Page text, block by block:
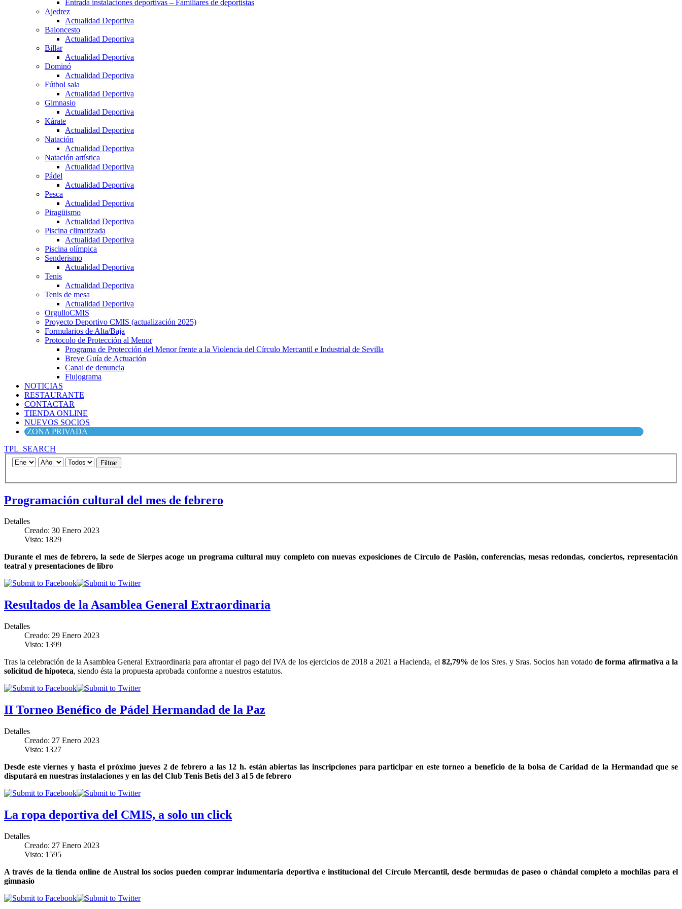
Entrada instalaciones deportivas – Familiares de deportistas
Ajedrez
Actualidad Deportiva
Baloncesto
Actualidad Deportiva
Billar
Actualidad Deportiva
Dominó
Actualidad Deportiva
Fútbol sala
Actualidad Deportiva
Gimnasio
Actualidad Deportiva
Kárate
Actualidad Deportiva
Natación
Actualidad Deportiva
Natación artística
Actualidad Deportiva
Pádel
Actualidad Deportiva
Pesca
Actualidad Deportiva
Piragüismo
Actualidad Deportiva
Piscina climatizada
Actualidad Deportiva
Piscina olímpica
Senderismo
Actualidad Deportiva
Tenis
Actualidad Deportiva
Tenis de mesa
Actualidad Deportiva
OrgulloCMIS
Proyecto Deportivo CMIS (actualización 2025)
Formularios de Alta/Baja
Protocolo de Protección al Menor
Programa de Protección del Menor frente a la Violencia del Círculo Mercantil e Industrial de Sevilla
Breve Guía de Actuación
Canal de denuncia
Flujograma
NOTICIAS
RESTAURANTE
CONTACTAR
TIENDA ONLINE
NUEVOS SOCIOS
ZONA PRIVADA
TPL_SEARCH
Filtrar
Programación cultural del mes de febrero
Detalles
Creado: 30 Enero 2023
Visto: 1829
Durante el mes de febrero, la sede de Sierpes acoge un programa cultural muy completo con nuevas exposiciones de Círculo de Pasión, conferencias, mesas redondas, conciertos, representación
teatral y presentaciones de libro
Resultados de la Asamblea General Extraordinaria
Detalles
Creado: 29 Enero 2023
Visto: 1399
Tras la celebración de la Asamblea General Extraordinaria para afrontar el pago del IVA de los ejercicios de 2018 a 2021 a Hacienda, el 82,79% de los Sres. y Sras. Socios han votadode forma afirmativa a la
solicitud de hipoteca, siendo ésta la propuesta aprobada conforme a nuestros estatutos.
II Torneo Benéfico de Pádel Hermandad de la Paz
Detalles
Creado: 27 Enero 2023
Visto: 1327
Desde este viernes y hasta el próximo jueves 2 de febrero a las 12 h. están abiertas las inscripciones para participar en este torneo a beneficio de la bolsa de Caridad de la Hermandad que se
disputará en nuestras instalaciones y en las del Club Tenis Betis del 3 al 5 de febrero
La ropa deportiva del CMIS, a solo un click
Detalles
Creado: 27 Enero 2023
Visto: 1595
A través de la tienda online de Austral los socios pueden comprar indumentaria deportiva e institucional del Círculo Mercantil, desde bermudas de paseo o chándal completo a mochilas para el
gimnasio